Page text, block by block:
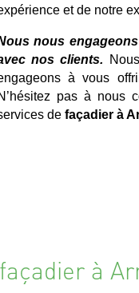
et de notre
nous
nos clients.
à vous
pas à nous
de façadier à
à